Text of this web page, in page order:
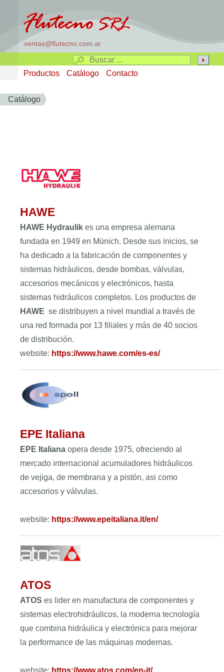
ventas@flutecno.com.ar
Productos Catálogo Contacto
Catálogo
HAWE
HAWE Hydraulik es una empresa alemana
fundada en 1949 en Münich. Desde sus inicios, se
ha dedicado a la fabricación de componentes y
sistemas hidráulicos, desde bombas, válvulas,
accesorios mecánicos y electrónicos, hasta
sistemas hidráulicos completos. Los productos de
HAWE se distribuyen a nivel mundial a través de
una red formada por 13 filiales y más de 40 socios
de distribución.
website: https://www.hawe.com/es-es/
EPE Italiana
EPE Italiana opera desde 1975, ofreciendo al
mercado internacional acumuladores hidráulicos
de vejiga, de membrana y a pistón, asi como
accesorios y válvulas.
website: https://www.epeitaliana.it/en/
ATOS
ATOS es lider en manufactura de componentes y
sistemas electrohidráulicos, la moderna tecnología
que combina hidráulica y electrónica para mejorar
la performance de las máquinas modernas.
website: https://www.atos.com/en-it/